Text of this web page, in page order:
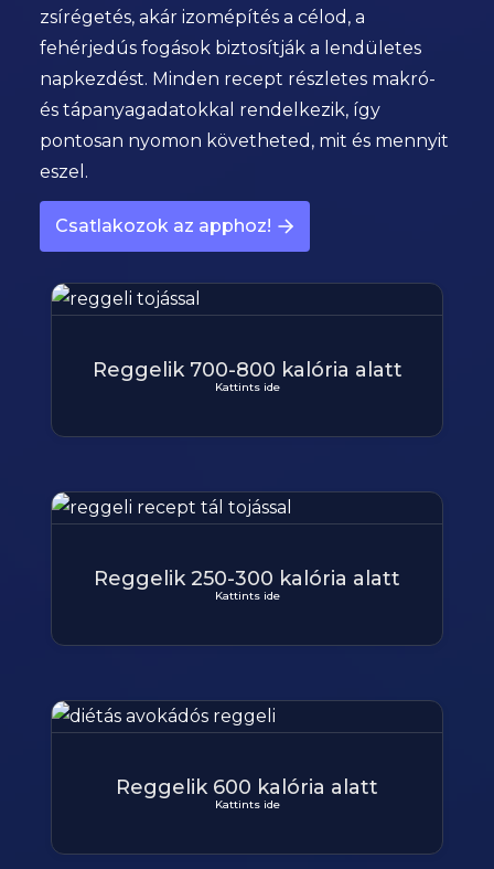
zsírégetés, akár izomépítés a célod, a
fehérjedús fogások biztosítják a lendületes
napkezdést. Minden recept részletes makró-
és tápanyagadatokkal rendelkezik, így
pontosan nyomon követheted, mit és mennyit
eszel.
Csatlakozok az apphoz!
Reggelik 700-800 kalória alatt
Kattints ide
Reggelik 250-300 kalória alatt
Kattints ide
Reggelik 600 kalória alatt
Kattints ide